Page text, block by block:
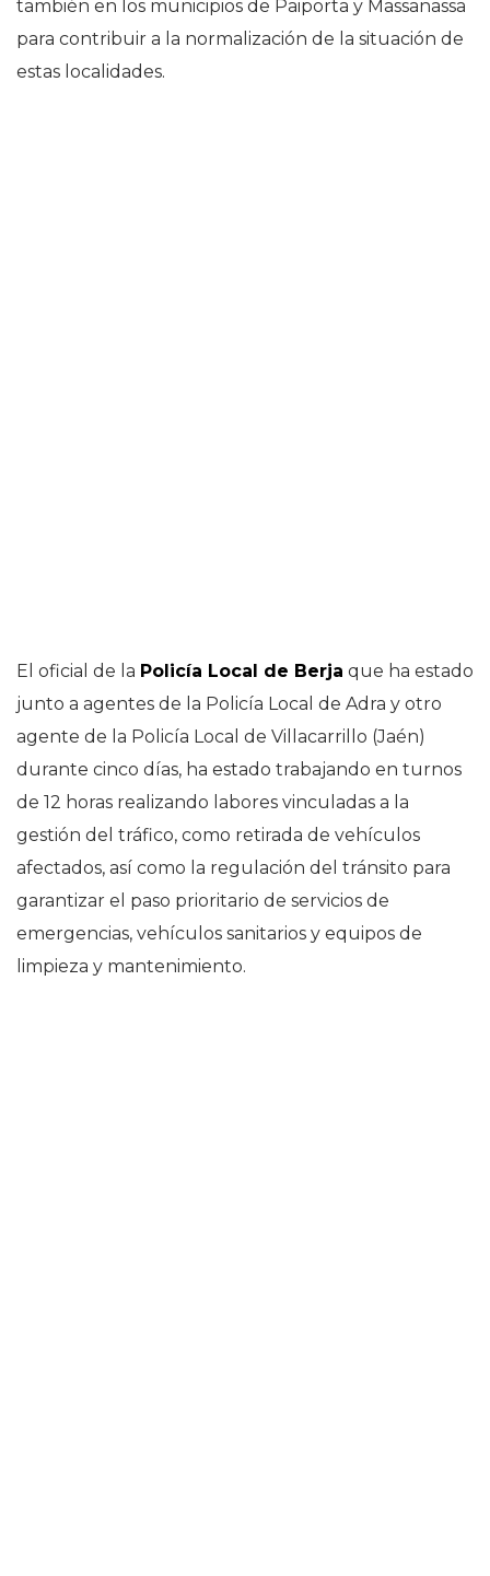
también en los municipios de Paiporta y Massanassa
para contribuir a la normalización de la situación de
estas localidades.
El oficial de la Policía Local de Berja que ha estado
junto a agentes de la Policía Local de Adra y otro
agente de la Policía Local de Villacarrillo (Jaén)
durante cinco días, ha estado trabajando en turnos
de 12 horas realizando labores vinculadas a la
gestión del tráfico, como retirada de vehículos
afectados, así como la regulación del tránsito para
garantizar el paso prioritario de servicios de
emergencias, vehículos sanitarios y equipos de
limpieza y mantenimiento.